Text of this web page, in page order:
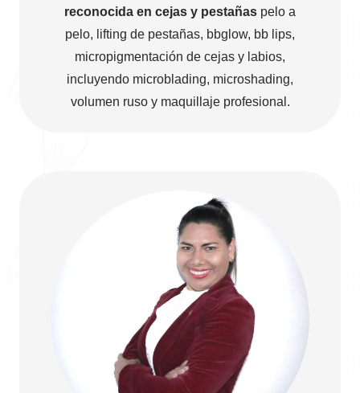
reconocida en cejas y pestañas pelo a
pelo, lifting de pestañas, bbglow, bb lips,
micropigmentación de cejas y labios,
incluyendo microblading, microshading,
volumen ruso y maquillaje profesional.